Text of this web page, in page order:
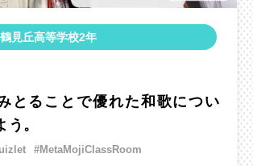
見丘高等学校2年
とることで優れた和歌につい
。
#MetaMojiClassRoom